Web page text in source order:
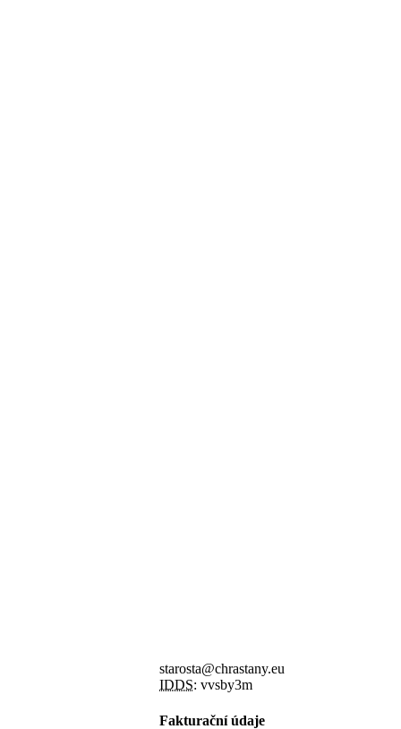
starosta@chrastany.eu
IDDS: vvsby3m
Fakturační údaje